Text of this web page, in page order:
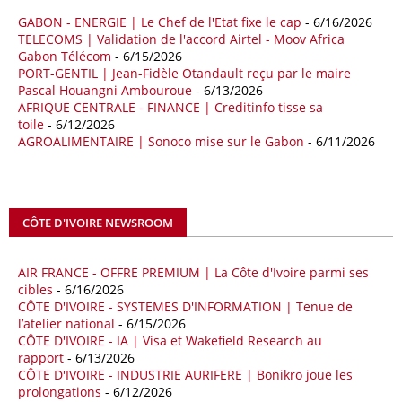
quatre premiers mois de 2025.
09/05/26 ITALIE - LIBYE
Les deux pays veulent accélérer leurs projets gaziers communs, afin
de sécuriser davantage les approvisionnements énergétiques en
Méditerranée, dans un contexte marqué par des tensions
géopolitiques internationales et des perturbations sur le marché
mondial du gaz. Réunis à Rome le jeudi 7 mai, la Première ministre
coopération et les investissements dans le secteur énergétique. Cette
séquence survient alors que Rome cherche à réduire son exposition
18/04/26 ALGERIE - BP
La multinationale BP signe son retour en Algérie où un permis de
prospection d’hydrocarbures dans le bassin oriental lui a été attribué
par l’Agence nationale pour la valorisation des ressources en
hydrocarbures (ALNAFT). L’information rendue publique mercredi 15
avril par l’institution, intervient dans le cadre de sa politique de relance
de l’exploration. Le périmètre concerné se situe dans une zone de
GABON - ENERGIE | Le Chef de l'Etat fixe le cap - 6/16/2026
TELECOMS | Validation de l'accord Airtel - Moov Africa
Gabon Télécom - 6/15/2026
PORT-GENTIL | Jean-Fidèle Otandault reçu par le maire
Pascal Houangni Ambouroue - 6/13/2026
AFRIQUE CENTRALE - FINANCE | Creditinfo tisse sa
toile - 6/12/2026
AGROALIMENTAIRE | Sonoco mise sur le Gabon - 6/11/2026
CÔTE D'IVOIRE NEWSROOM
AIR FRANCE - OFFRE PREMIUM | La Côte d'Ivoire parmi ses
cibles - 6/16/2026
CÔTE D'IVOIRE - SYSTEMES D'INFORMATION | Tenue de
l’atelier national - 6/15/2026
CÔTE D'IVOIRE - IA | Visa et Wakefield Research au
rapport - 6/13/2026
CÔTE D'IVOIRE - INDUSTRIE AURIFERE | Bonikro joue les
prolongations - 6/12/2026